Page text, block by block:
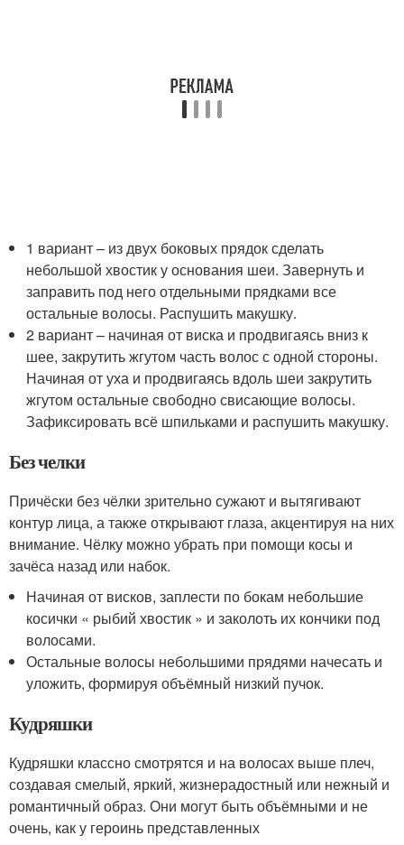
1 вариант – из двух боковых прядок сделать
небольшой хвостик у основания шеи. Завернуть и
заправить под него отдельными прядками все
остальные волосы. Распушить макушку.
2 вариант – начиная от виска и продвигаясь вниз к
шее, закрутить жгутом часть волос с одной стороны.
Начиная от уха и продвигаясь вдоль шеи закрутить
жгутом остальные свободно свисающие волосы.
Зафиксировать всё шпильками и распушить макушку.
Без челки
Причёски без чёлки зрительно сужают и вытягивают
контур лица, а также открывают глаза, акцентируя на них
внимание. Чёлку можно убрать при помощи косы и
зачёса назад или набок.
Начиная от висков, заплести по бокам небольшие
косички « рыбий хвостик » и заколоть их кончики под
волосами.
Остальные волосы небольшими прядями начесать и
уложить, формируя объёмный низкий пучок.
Кудряшки
Кудряшки классно смотрятся и на волосах выше плеч,
создавая смелый, яркий, жизнерадостный или нежный и
романтичный образ. Они могут быть объёмными и не
очень, как у героинь представленных